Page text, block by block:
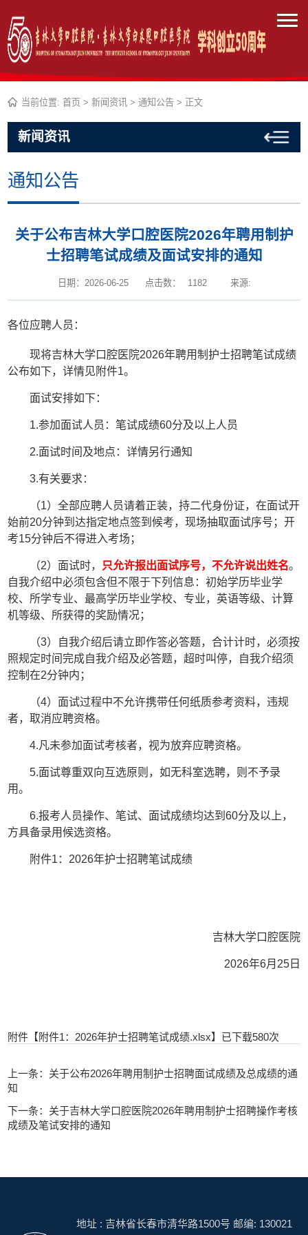
当前位置:首页 >新闻资讯 >通知公告 > 正文
新闻资讯
通知公告
关于公布吉林大学口腔医院2026年聘用制护
士招聘笔试成绩及面试安排的通知
日期：2026-06-25 点击数： 1182 来源:
各位应聘人员：
现将吉林大学口腔医院2026年聘用制护士招聘笔试成绩
公布如下，详情见附件1。
面试安排如下：
1.参加面试人员：笔试成绩60分及以上人员
2.面试时间及地点：详情另行通知
3.有关要求：
（1）全部应聘人员请着正装，持二代身份证，在面试开
始前20分钟到达指定地点签到候考，现场抽取面试序号；开
考15分钟后不得进入考场；
（2）面试时， 只允许报出面试序号，不允许说出姓名。
自我介绍中必须包含但不限于下列信息：初始学历毕业学
校、所学专业、最高学历毕业学校、专业，英语等级、计算
机等级、所获得的奖励情况；
（3）自我介绍后请立即作答必答题，合计计时，必须按
照规定时间完成自我介绍及必答题，超时叫停，自我介绍须
控制在2分钟内；
（4）面试过程中不允许携带任何纸质参考资料，违规
者，取消应聘资格。
4.凡未参加面试考核者，视为放弃应聘资格。
5.面试尊重双向互选原则，如无科室选聘，则不予录
用。
6.报考人员操作、笔试、面试成绩均达到60分及以上，
方具备录用候选资格。
附件1 ： 2026年护士招聘笔试成绩
吉林大学口腔医院
2026年6月 25日
附件【附件1：2026年护士招聘笔试成绩.xlsx】已下载580次
上一条：关于公布2026年聘用制护士招聘面试成绩及总成绩的通
知
下一条：关于吉林大学口腔医院2026年聘用制护士招聘操作考核
成绩及笔试安排的通知
地址 : 吉林省长春市清华路1500号 邮编: 130021